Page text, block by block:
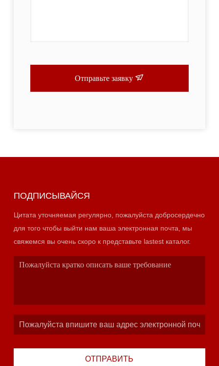
Отправьте заявку
ПОДПИСЫВАЙСЯ
Цитата уточняемая регулярно, пожалуйста добросердечно
для того чтобы выйти нам ваша электронная почта, мы
свяжемся вы очень скоро к представьте lastest каталог.
ОТПРАВИТЬ